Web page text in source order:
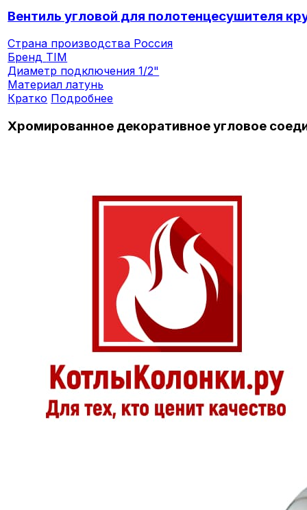
Вентиль угловой для полотенцесушителя
Страна производства Россия
Бренд TIM
Диаметр подключения1/2"
Материаллатунь
Кратко Подробнее
Хромированное декоративное угловое